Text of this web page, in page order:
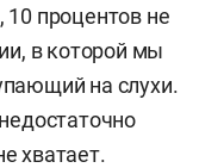
10 процентов не
в которой мы
на слухи.
хватает.